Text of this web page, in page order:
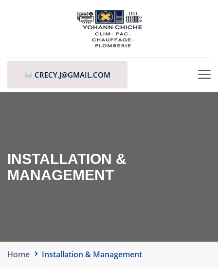
CRECY.J@GMAIL.COM
INSTALLATION &
MANAGEMENT
Home Installation & Management